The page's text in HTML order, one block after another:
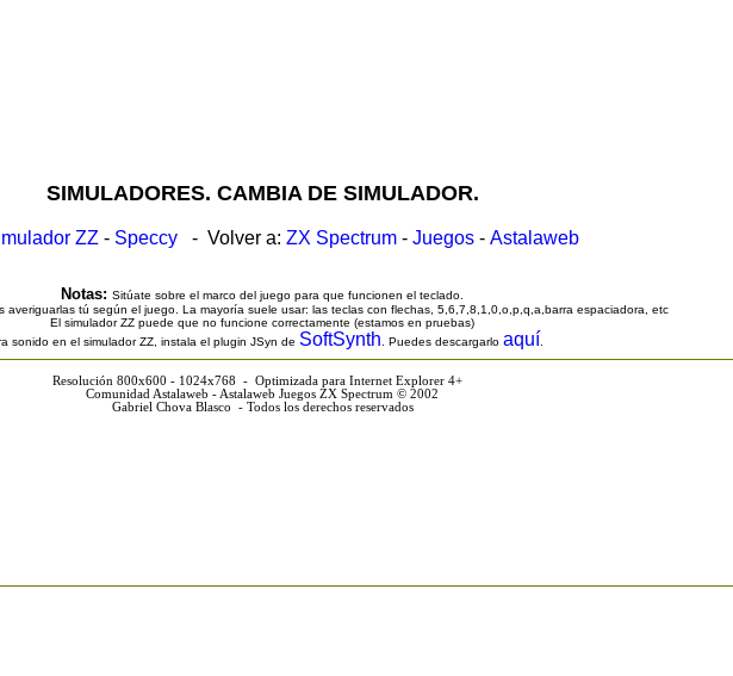
SIMULADORES. CAMBIA DE SIMULADOR.
ZZ - Speccy - Volver a: ZX Spectrum - Juegos - Astalaweb
Notas: Sitúate sobre el marco del juego para que funcionen el teclado.
averiguarlas tú según el juego. La mayoría suele usar: las teclas con flechas, 5,6,7,8,1,0,o,p,q,a,barra espaciadora, etc
El simulador ZZ puede que no funcione correctamente (estamos en pruebas)
sonido en el simulador ZZ, instala el plugin JSyn de SoftSynth . Puedes descargarlo aquí
Resolución 800x600 - 1024x768 - Optimizada para Internet Explorer 4+
Comunidad Astalaweb - Astalaweb Juegos ZX Spectrum © 2002
Gabriel Chova Blasco - Todos los derechos reservados